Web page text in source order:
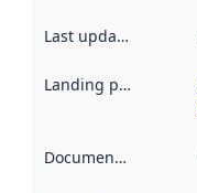
Last updated
Landing page
Documentation